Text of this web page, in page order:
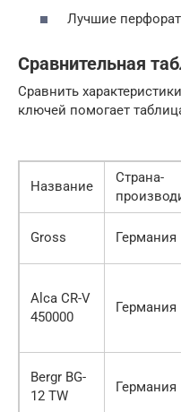
Лучшие
Сравнительная
Сравнить
ключей помогает
Название
Страна-
Gross Германия
Alca CR-V
450000
Германия
Bergr BG-
12 TW
Германия